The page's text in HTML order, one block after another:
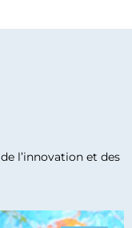
l’innovation et des